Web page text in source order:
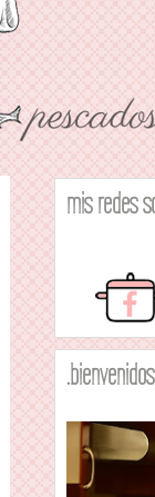
mis redes
.bienvenidos